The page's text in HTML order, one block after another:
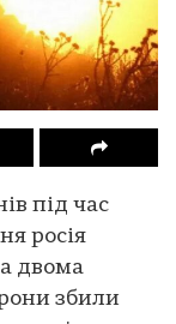
під час
росія
двома
збили